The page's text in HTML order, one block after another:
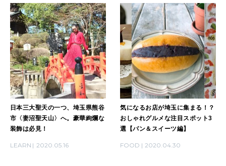
SUSTAINABLE
わたしができること
CULTURE
自分を耕す
WORK&MONEY
いい人生って？
日本三大聖天の一つ、埼玉県熊谷
市〈妻沼聖天山〉へ。豪華絢爛な
装飾は必見！
LEARN 2020.05.16
気になるお店が埼玉に集まる！？
おしゃれグルメな注目スポット3
選【パン＆スイーツ編】
FOOD 2020.04.30